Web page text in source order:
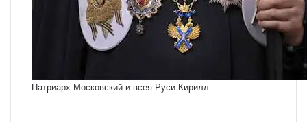
Патриарх Московский и всея Руси Кирилл